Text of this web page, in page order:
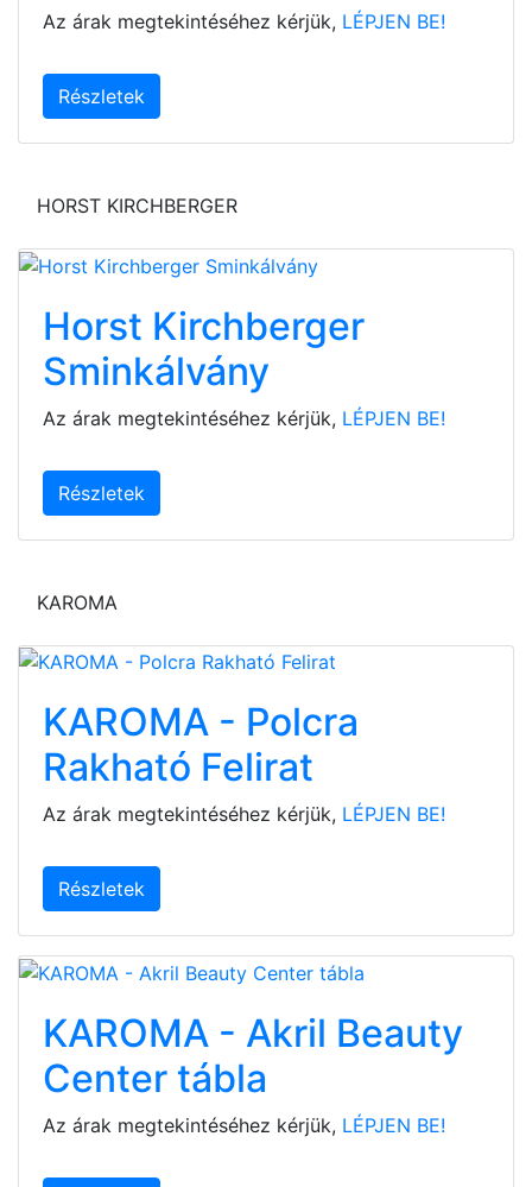
Az árak megtekintéséhez kérjük, LÉPJEN BE!
Részletek
HORST KIRCHBERGER
Horst Kirchberger
Sminkálvány
Az árak megtekintéséhez kérjük, LÉPJEN BE!
Részletek
KAROMA
KAROMA - Polcra
Rakható Felirat
Az árak megtekintéséhez kérjük, LÉPJEN BE!
Részletek
KAROMA - Akril Beauty
Center tábla
Az árak megtekintéséhez kérjük, LÉPJEN BE!